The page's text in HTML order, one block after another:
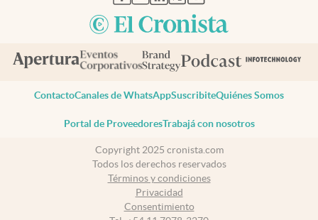
ContactoCanales de WhatsAppSuscribiteQuiénes Somos
Portal de ProveedoresTrabajá con nosotros
Copyright 2025 cronista.com
Todos los derechos reservados
Términos y condiciones
Privacidad
Consentimiento